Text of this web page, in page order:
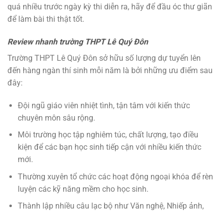
quá nhiều trước ngày kỳ thi diễn ra, hãy để đầu óc thư giãn
để làm bài thi thật tốt.
Review nhanh trường THPT Lê Quý Đôn
Trường THPT Lê Quý Đôn sở hữu số lượng dự tuyển lên
đến hàng ngàn thí sinh mỗi năm là bởi những ưu điểm sau
đây:
Đội ngũ giáo viên nhiệt tình, tận tâm với kiến thức
chuyên môn sâu rộng.
Môi trường học tập nghiêm túc, chất lượng, tạo điều
kiện để các bạn học sinh tiếp cận với nhiều kiến thức
mới.
Thường xuyên tổ chức các hoạt động ngoại khóa để rèn
luyện các kỹ năng mềm cho học sinh.
Thành lập nhiều câu lạc bộ như Văn nghệ, Nhiếp ảnh,